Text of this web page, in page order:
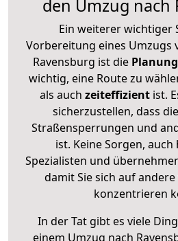
den Umzug nach
Ein weiterer wichtiger
Vorbereitung eines Umzugs
Ravensburg ist die
wichtig, eine Route zu
als auch zeiteffizientist.
sicherzustellen, dass
Straßensperrungen und
ist. Keine Sorgen,
Spezialisten und
damit Sie sich auf
konzentrieren
In der Tat gibt es viele
einem Umzug nach